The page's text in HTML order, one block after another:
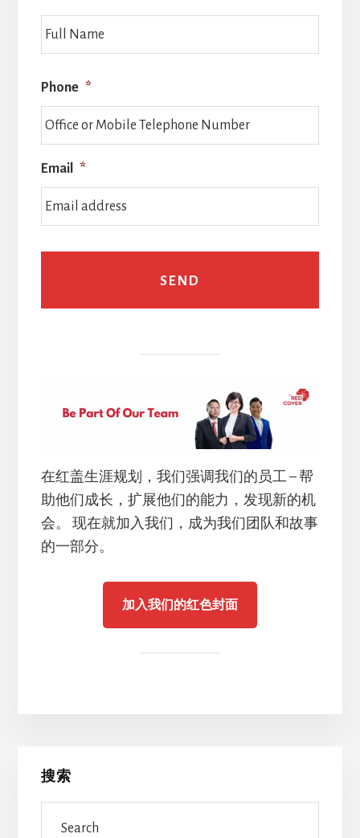
Phone *
Email *
在红盖生涯规划，我们强调我们的员工 – 帮
助他们成长，扩展他们的能力，发现新的机
会。 现在就加入我们，成为我们团队和故事
的一部分。
加入我们的红色封面
Primary
Sidebar
搜索